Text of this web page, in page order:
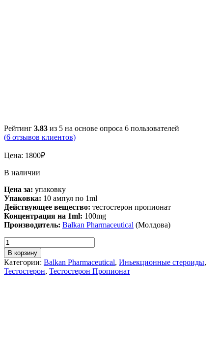
Рейтинг 3.83 из 5 на основе опроса 6 пользователей
(6 отзывов клиентов)
Цена: 1800₽
В наличии
Цена за: упаковку
Упаковка: 10 ампул по 1ml
Действующее вещество: тестостерон пропионат
Концентрация на 1ml: 100mg
Производитель: Balkan Pharmaceutical (Молдова)
В корзину
Категории: Balkan Pharmaceutical, Иньекционные стероиды,
Тестостерон, Тестостерон Пропионат